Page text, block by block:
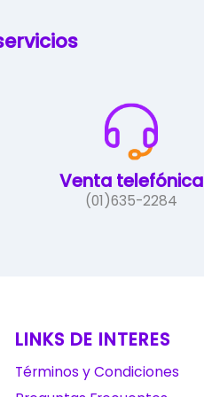
Venta telefónica
(01)635-2284
LINKS DE INTERES
Términos y Condiciones